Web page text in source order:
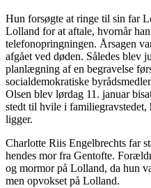
Hun forsøgte at ringe til sin far
Lolland for at aftale, hvornår
telefonopringningen. Årsagen
afgået ved døden. Således blev
planlægning af en begravelse
socialdemokratiske
Olsen blev lørdag 11. januar
stedt til hvile i
ligger.
Charlotte Riis Engel­brechts far
hendes mor fra Gentofte.
og mormor på Lolland, da hun
men opvokset på Lolland.